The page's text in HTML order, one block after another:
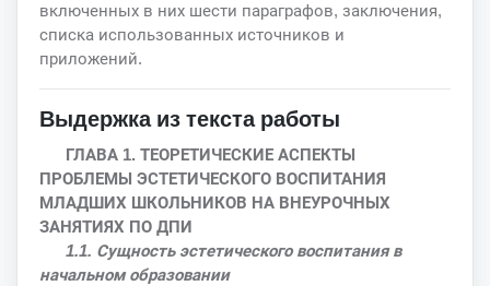
включенных в них шести параграфов, заключения,
списка использованных источников и
приложений.
Выдержка из текста работы
ГЛАВА 1. ТЕОРЕТИЧЕСКИЕ АСПЕКТЫ
ПРОБЛЕМЫ ЭСТЕТИЧЕСКОГО ВОСПИТАНИЯ
МЛАДШИХ ШКОЛЬНИКОВ НА ВНЕУРОЧНЫХ
ЗАНЯТИЯХ ПО ДПИ
1.1. Сущность эстетического воспитания в
начальном образовании